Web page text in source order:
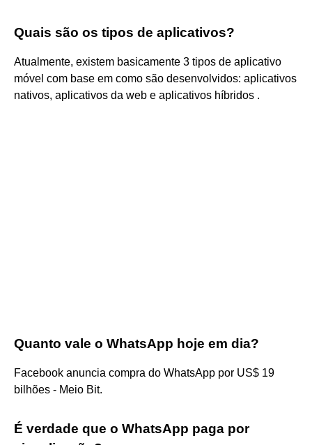
Quais são os tipos de aplicativos?
Atualmente, existem basicamente 3 tipos de aplicativo
móvel com base em como são desenvolvidos: aplicativos
nativos, aplicativos da web e aplicativos híbridos .
Quanto vale o WhatsApp hoje em dia?
Facebook anuncia compra do WhatsApp por US$ 19
bilhões - Meio Bit.
É verdade que o WhatsApp paga por